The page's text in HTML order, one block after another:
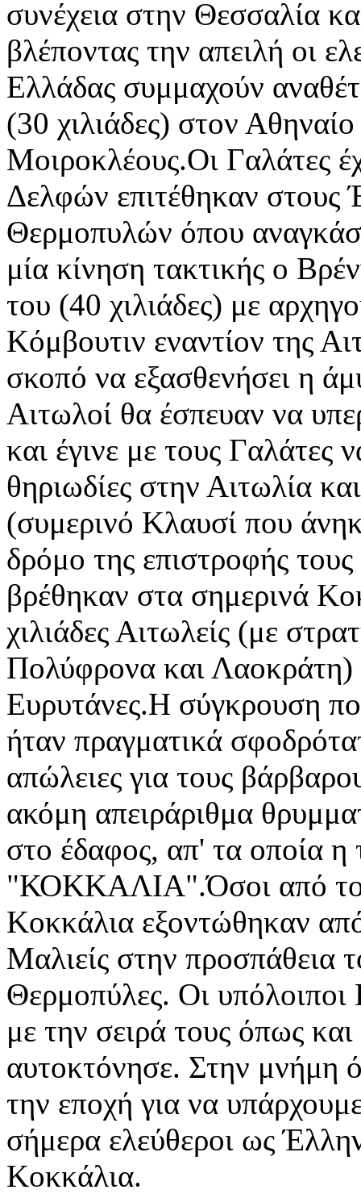
συνέχεια στην Θεσσαλία
βλέποντας την απειλή οι
Ελλάδας συμμαχούν
(30 χιλιάδες) στον
Μοιροκλέους.Οι Γαλάτες
Δελφών επιτέθηκαν στους
Θερμοπυλών όπου
μία κίνηση τακτικής ο
του (40 χιλιάδες) με
Κόμβουτιν εναντίον της
σκοπό να εξασθενήσει η
Αιτωλοί θα έσπευαν να
και έγινε με τους Γαλάτες
θηριωδίες στην Αιτωλία
(συμερινό Κλαυσί που
δρόμο της επιστροφής
βρέθηκαν στα σημερινά
χιλιάδες Αιτωλείς (με
Πολύφρονα και Λαοκράτη)
Ευρυτάνες.Η σύγκρουση
ήταν πραγματικά
απώλειες για τους
ακόμη απειράριθμα
στο έδαφος, απ' τα οποία η
"ΚΟΚΚΑΛΙΑ".Όσοι από
Κοκκάλια εξοντώθηκαν
Μαλιείς στην προσπάθεια
Θερμοπύλες. Οι υπόλοιποι
με την σειρά τους όπως
αυτοκτόνησε. Στην μνήμη
την εποχή για να
σήμερα ελεύθεροι ως
Κοκκάλια.